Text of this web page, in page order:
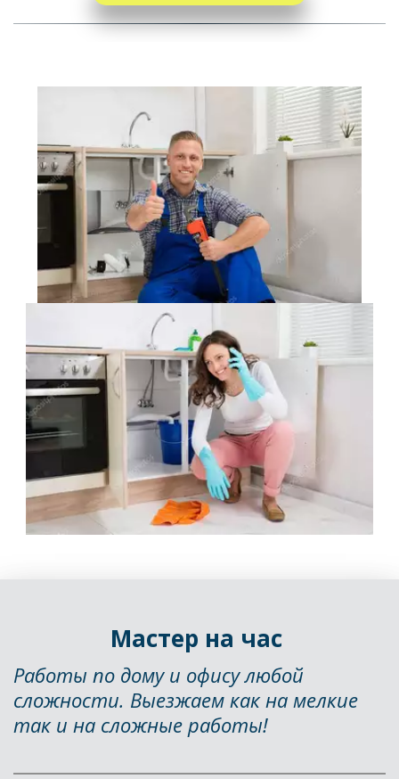
Мастер на час
Работы по дому и офису любой
сложности. Выезжаем как на мелкие
так и на сложные работы!